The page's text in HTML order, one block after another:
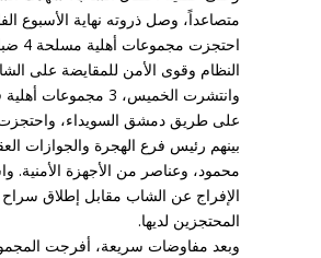
متصاعداً، وصل ذروته نهاية الأسبوع
النظام وقوى الأمن للمقايضة على
وانتشرت الخميس، 3
بينهم رئيس فرع الهجرة والجوازات
محمود، وعناصر من الأجهزة الأمنية.
الإفراج عن الشاب مقابل إطلاق
المحتجزين لديها.
وبعد مفاوضات سريعة، أفرجت